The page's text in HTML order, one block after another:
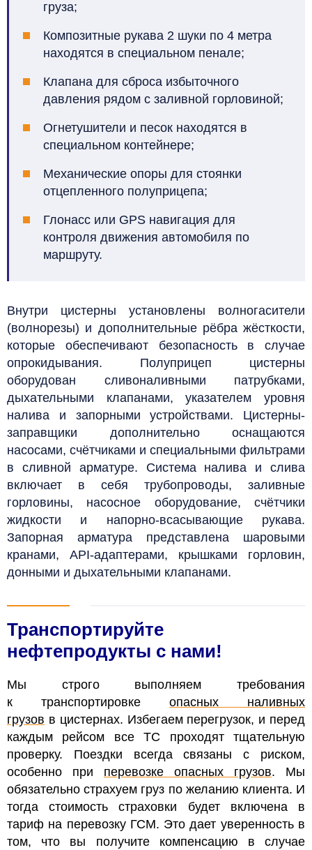
груза;
Композитные рукава 2 шуки по 4 метра
находятся в специальном пенале;
Клапана для сброса избыточного
давления рядом с заливной горловиной;
Огнетушители и песок находятся в
специальном контейнере;
Механические опоры для стоянки
отцепленного полуприцепа;
Глонасс или GPS навигация для
контроля движения автомобиля по
маршруту.
Внутри цистерны установлены волногасители
(волнорезы) и дополнительные рёбра жёсткости,
которые обеспечивают безопасность в случае
опрокидывания. Полуприцеп цистерны
оборудован сливоналивными патрубками,
дыхательными клапанами, указателем уровня
налива и запорными устройствами. Цистерны-
заправщики дополнительно оснащаются
насосами, счётчиками и специальными фильтрами
в сливной арматуре. Система налива и слива
включает в себя трубопроводы, заливные
горловины, насосное оборудование, счётчики
жидкости и напорно-всасывающие рукава.
Запорная арматура представлена шаровыми
кранами, API-адаптерами, крышками горловин,
донными и дыхательными клапанами.
Транспортируйте
нефтепродукты с нами!
Мы строго выполняем требования
к транспортировке опасных наливных
грузов в цистернах. Избегаем перегрузок, и перед
каждым рейсом все ТС проходят тщательную
проверку. Поездки всегда связаны с риском,
особенно при перевозке опасных грузов. Мы
обязательно страхуем груз по желанию клиента. И
тогда стоимость страховки будет включена в
тариф на перевозку ГСМ. Это дает уверенность в
том, что вы получите компенсацию в случае